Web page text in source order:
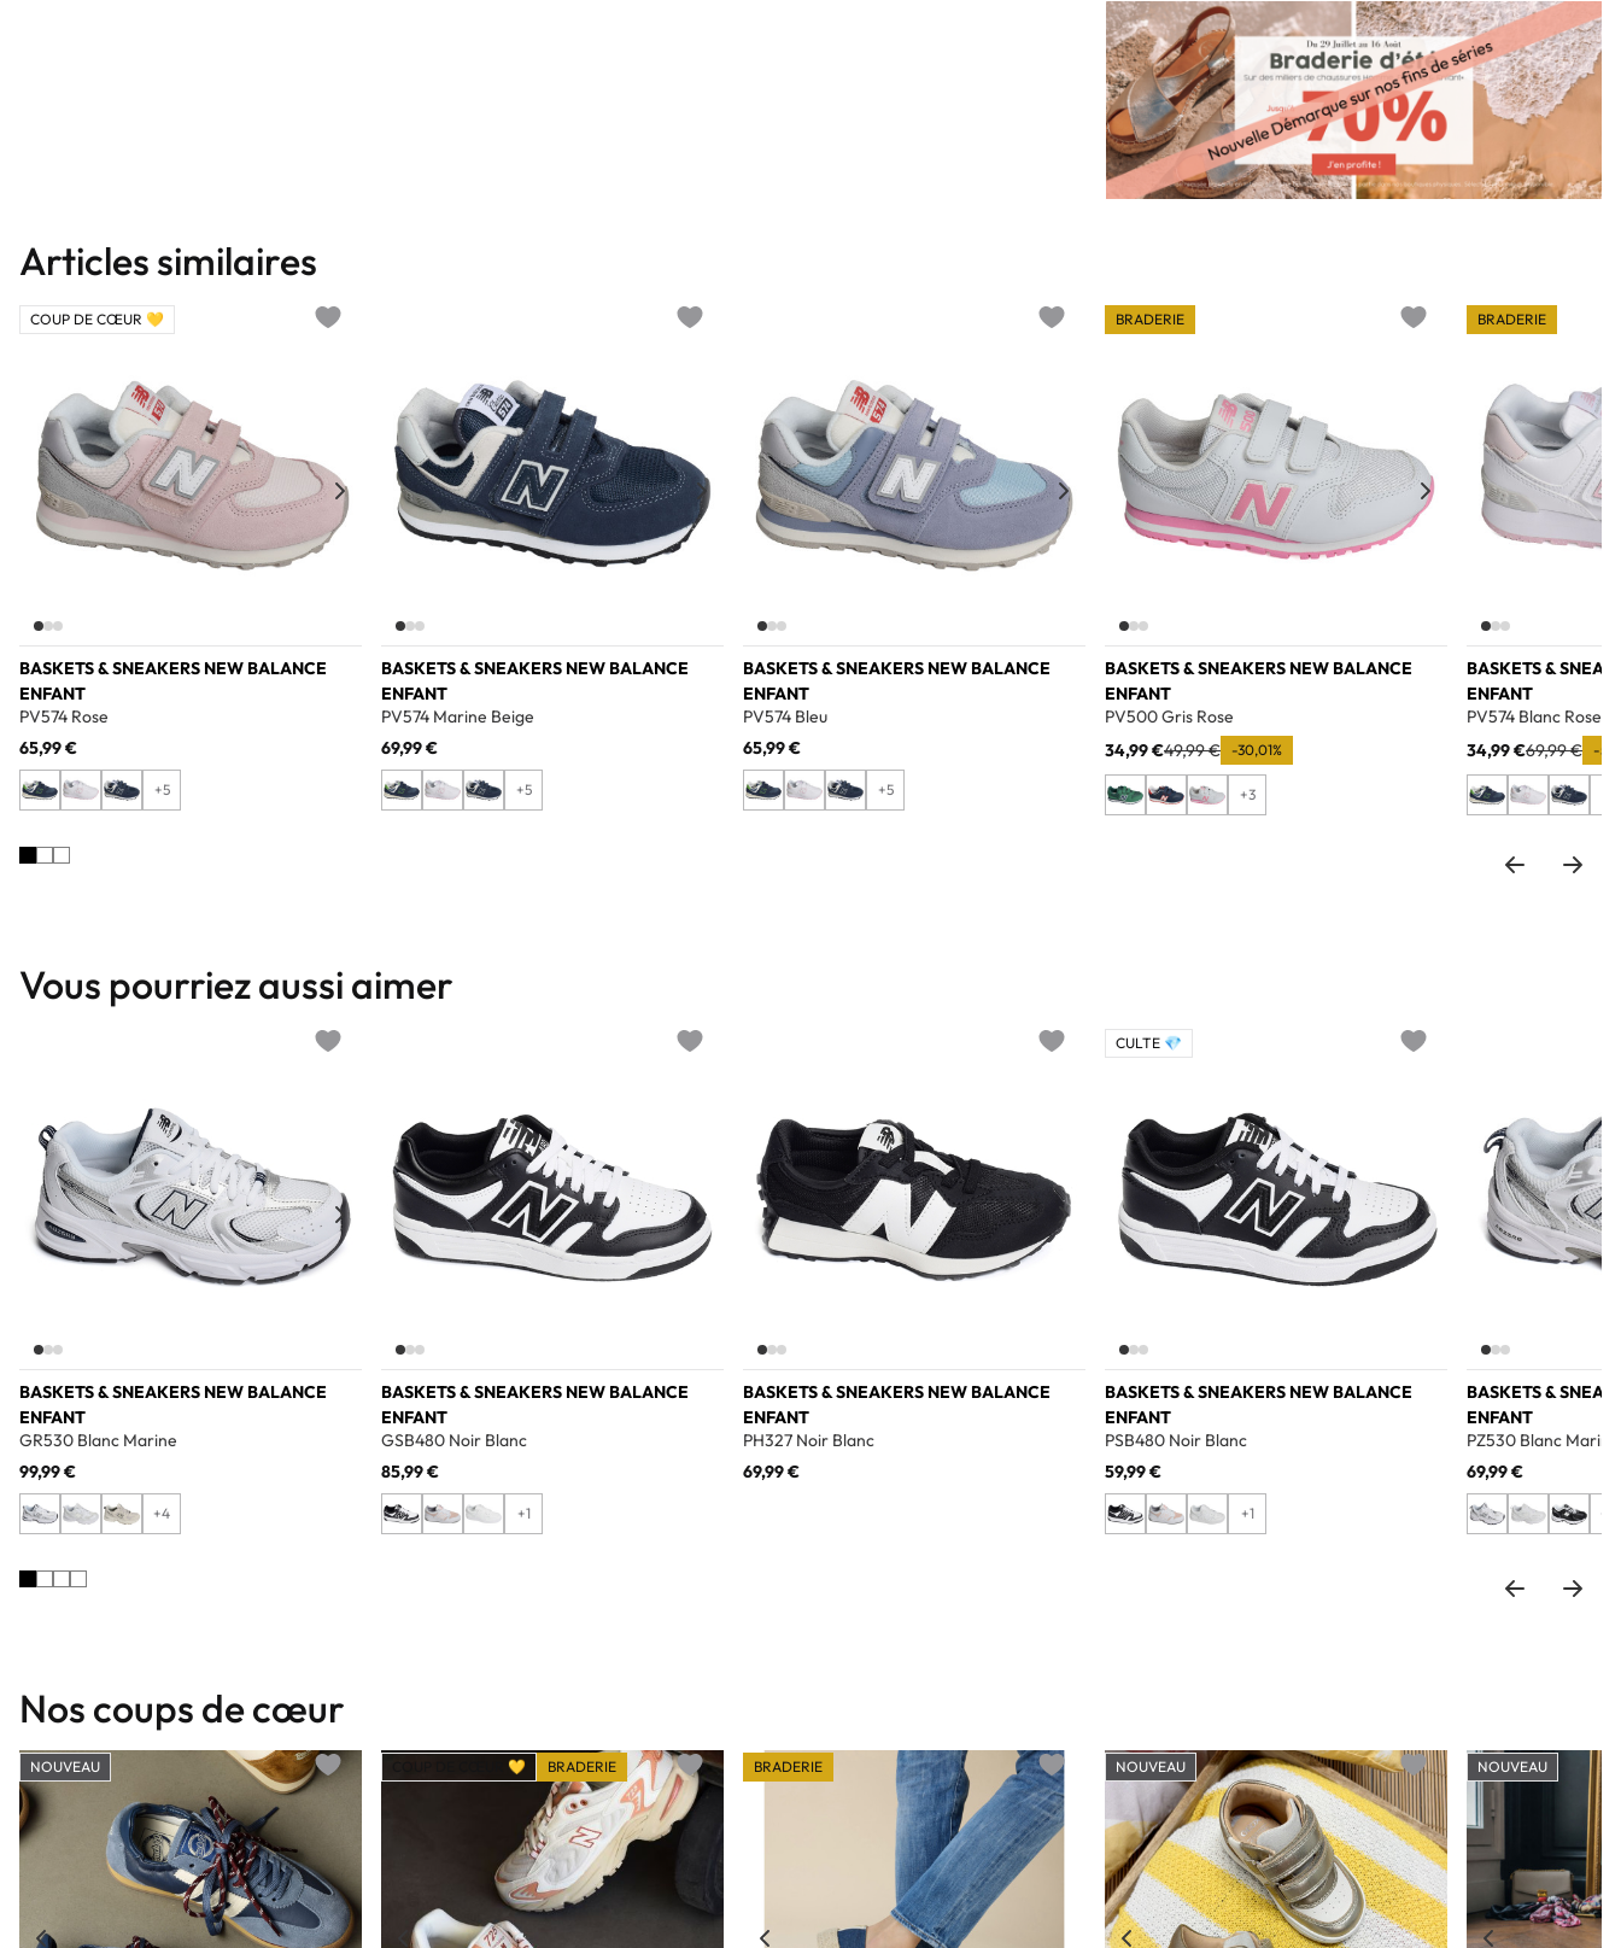
Articles similaires
BASKETS & SNEAKERS NEW BALANCE
ENFANT
PV574 Rose
65,99 €
+5
COUP DE CŒUR 💛
BASKETS & SNEAKERS NEW BALANCE
ENFANT
PV574 Marine Beige
69,99 €
+5
BASKETS & SNEAKERS NEW BALANCE
ENFANT
PV574 Bleu
65,99 €
+5
BASKETS & SNEAKERS NEW BALANCE
ENFANT
PV500 Gris Rose
34,99 €49,99 € -30,01%
+3
BRADERIE
BASKETS &
ENFANT
PV574 Blanc Rose
34,99 €69,99 € -
BRADERIE
Vous pourriez aussi aimer
BASKETS & SNEAKERS NEW BALANCE
ENFANT
GR530 Blanc Marine
99,99 €
+4
BASKETS & SNEAKERS NEW BALANCE
ENFANT
GSB480 Noir Blanc
85,99 €
+1
BASKETS & SNEAKERS NEW BALANCE
ENFANT
PH327 Noir Blanc
69,99 €
BASKETS & SNEAKERS NEW BALANCE
ENFANT
PSB480 Noir Blanc
59,99 €
+1
CULTE 💎
BASKETS &
ENFANT
PZ530 Blanc Marine
69,99 €
Nos coups de cœur
NOUVEAU
Add to wishlist
COUP DE CŒUR 💛 BRADERIE
Add to wishlist
BRADERIE
Add to wishlist
NOUVEAU
Add to wishlist
NOUVEAU